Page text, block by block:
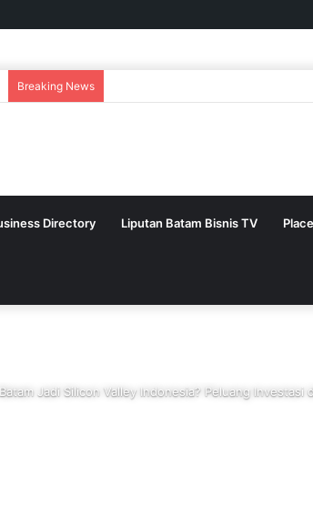
Breaking News
Directory Liputan Batam Bisnis TV
Batam Jadi Silicon Valley Indonesia? Peluang Investasi